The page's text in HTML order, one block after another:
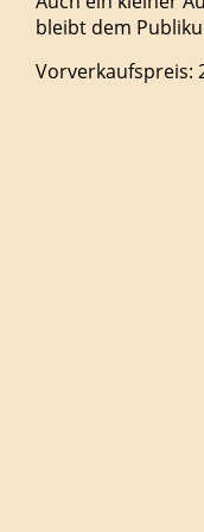
bleibt dem
Vorverkaufspreis: